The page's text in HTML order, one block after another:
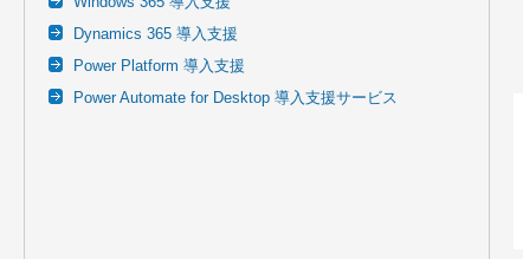
Dynamics 365 導入支援
Power Platform 導入支援
Power Automate for Desktop 導入支援サービス